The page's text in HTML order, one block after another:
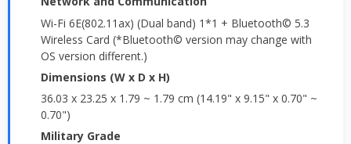
Wi-Fi 6E(802.11ax) (Dual band) 1*1 + Bluetooth© 5.3
Wireless Card (*Bluetooth© version may change with
OS version different.)
Dimensions (W x D x H)
36.03 x 23.25 x 1.79 ~ 1.79 cm (14.19" x 9.15" x 0.70" ~
0.70")
Military Grade